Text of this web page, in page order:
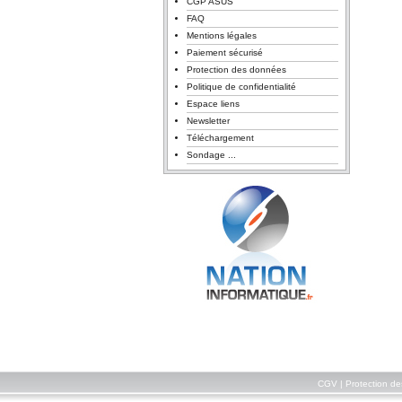
FAQ
Mentions légales
Paiement sécurisé
Protection des données
Politique de confidentialité
Espace liens
Newsletter
Téléchargement
Sondage ...
CGV Protection